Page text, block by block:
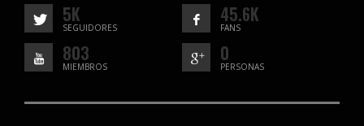
5K
SEGUIDORES
45.6K
FANS
803
MIEMBROS
0
PERSONAS